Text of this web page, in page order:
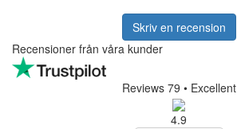
Skriv en recension
Recensioner från våra kunder
Reviews 79 • Excellent
4.9